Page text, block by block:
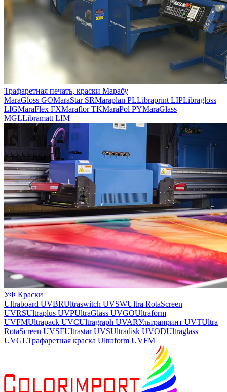
Трафаретная печать, краски Марабу
MaraGloss GOMaraStar SRMaraplan PLLibraprint LIPLibragloss
LIGMaraFlex FXMaraflor TKMaraPol PYMaraGlass
MGLLibramatt LIM
УФ Краски
Ultraboard UVBRUltraswitch UVSWUltra RotaScreen
UVRSUltraplus UVPUltraGlass UVGOUltraform
UVFMUltrapack UVCUltragraph UVARУльтрапринт UVTUltra
RotaScreen UVSFUltrastar UVSUltradisk UVODUltraglass
UVGLТрафаретная краска Ultraform UVFM